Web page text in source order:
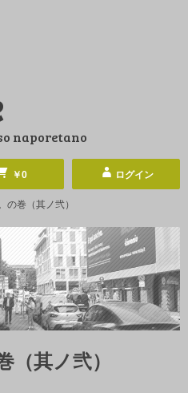
naporetano
￥0 ログイン
の巻（其ノ弐）
其ノ弐）